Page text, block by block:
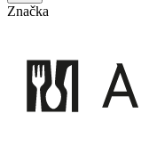
Značka